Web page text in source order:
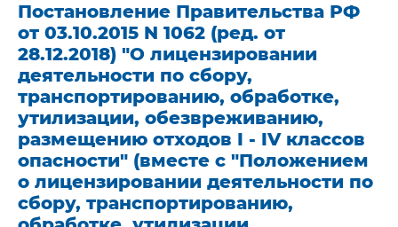
Постановление Правительства РФ
от 03.10.2015 N 1062 (ред. от
28.12.2018) "О лицензировании
деятельности по сбору,
транспортированию, обработке,
утилизации, обезвреживанию,
размещению отходов I - IV классов
опасности" (вместе с "Положением
о лицензировании деятельности по
сбору, транспортированию,